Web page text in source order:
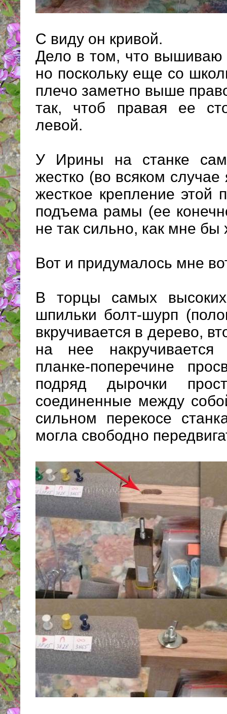
С виду он кривой.
Дело в том, что вышиваю
но поскольку еще со
плечо заметно выше
так, чтоб правая ее
левой.
У Ирины на станке
жестко (во всяком
жесткое крепление этой
подъема рамы (ее
не так сильно, как мне бы
Вот и придумалось мне
В торцы самых высоких
шпильки болт-шурп
вкручивается в дерево,
на нее накручивается
планке-поперечине
подряд дырочки
соединенные между
сильном перекосе
могла свободно